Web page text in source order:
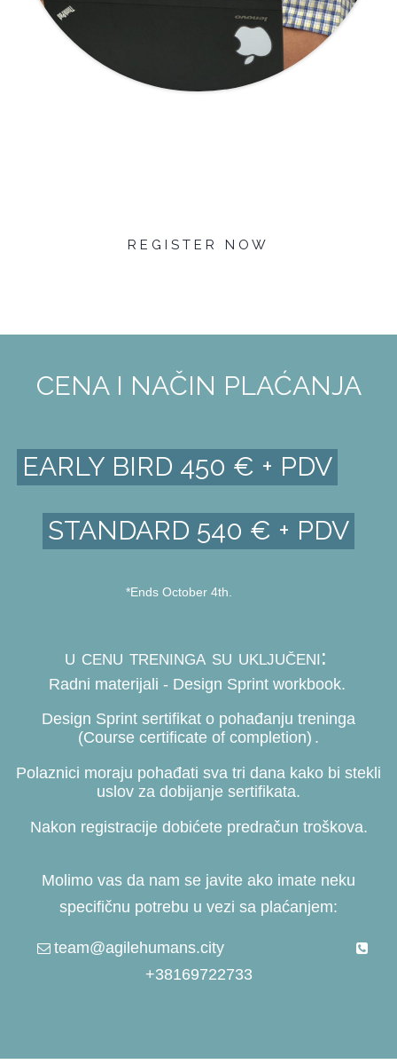
R E G I S T E R N O W
CENA I NAČIN PLAĆANJA
EARLY BIRD 450 € + PDV
STANDARD 540 € + PDV
*Ends October 4th.
u cenu treninga su uključeni:
Radni materijali - Design Sprint workbook.
Design Sprint sertifikat o pohađanju treninga
(Course certificate of completion) .
Polaznici moraju pohađati sva tri dana kako bi stekli
uslov za dobijanje sertifikata.
Nakon registracije dobićete predračun troškova.
Molimo vas da nam se javite ako imate neku
specifičnu potrebu u vezi sa plaćanjem:
team@agilehumans.city
+38169722733